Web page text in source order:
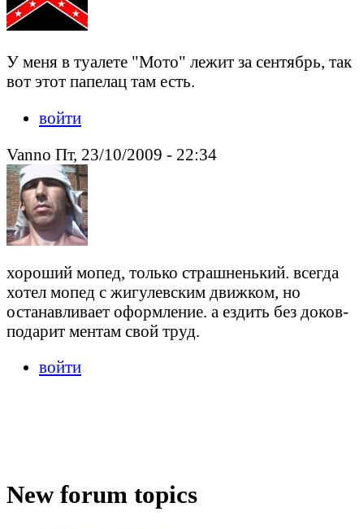
У меня в туалете "Мото" лежит за сентябрь, так
вот этот папелац там есть.
войти
Vanno Пт, 23/10/2009 - 22:34
хороший мопед, только страшненький. всегда
хотел мопед с жигулевским движком, но
останавливает оформление. а ездить без доков-
подарит ментам свой труд.
войти
New forum topics